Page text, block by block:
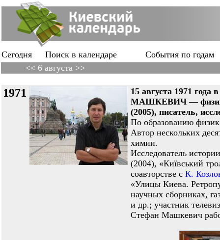
Сегодня Поиск в календаре
События по годам
<< 6 августа >>
1971
15 августа 1971
МАШКЕВИЧ — физик,
(2005), писатель,
По образованию
Автор нескольких
химии.
Исследователь
(2004), «Київський
соавторстве с К.
«Улицы Киева.
научных сборниках,
и др.; участник
Стефан Машкевич